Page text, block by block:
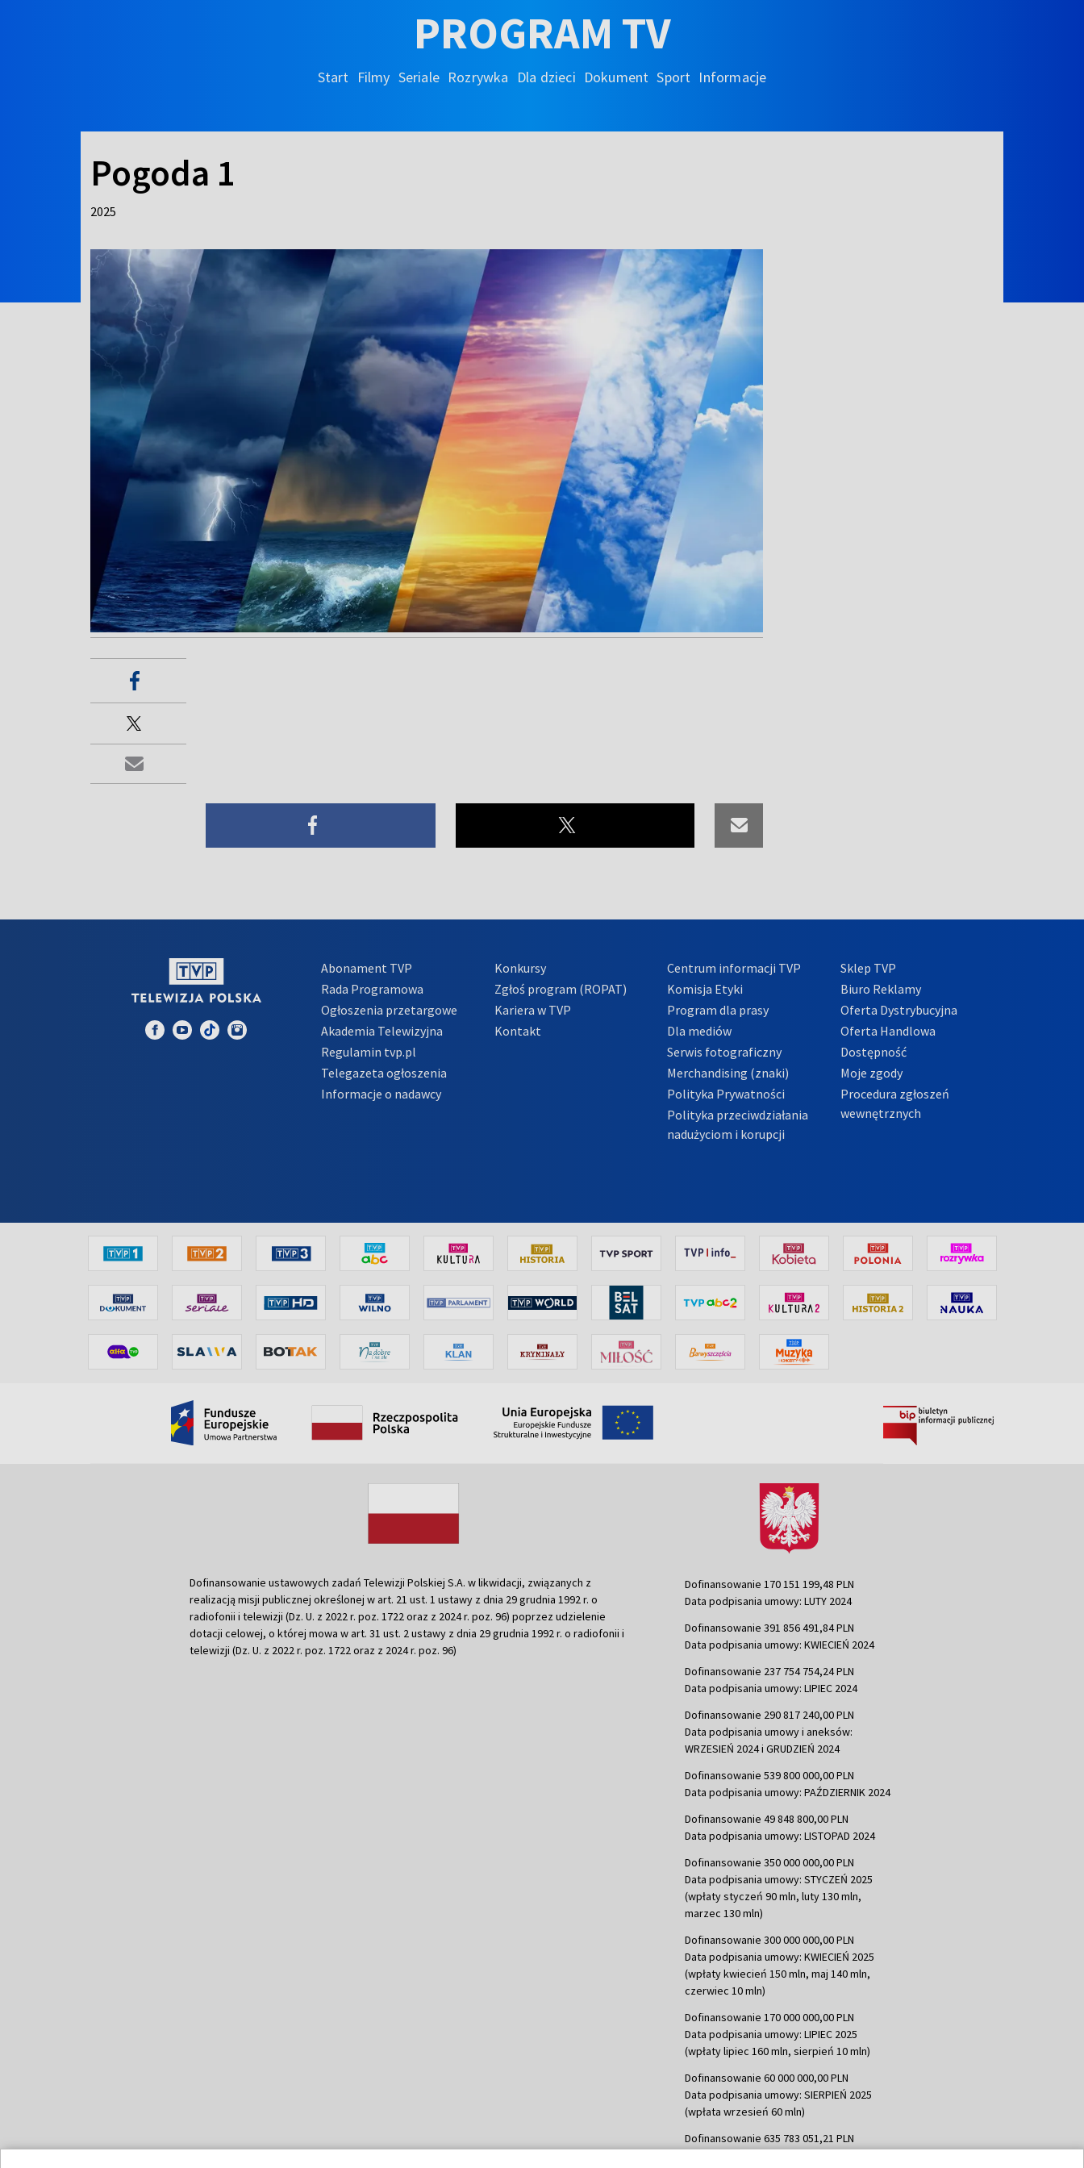
PROGRAM TV
Start Filmy Seriale Rozrywka Dla dzieci Dokument Sport Informacje
Pogoda 1
2025
Abonament TVP
Rada Programowa
Ogłoszenia przetargowe
Akademia Telewizyjna
Regulamin tvp.pl
Telegazeta ogłoszenia
Informacje o nadawcy
Konkursy
Zgłoś program (ROPAT)
Kariera w TVP
Kontakt
Centrum informacji TVP
Komisja Etyki
Program dla prasy
Dla mediów
Serwis fotograficzny
Merchandising (znaki)
Polityka Prywatności
Polityka przeciwdziałania
nadużyciom i korupcji
Sklep TVP
Biuro Reklamy
Oferta Dystrybucyjna
Oferta Handlowa
Dostępność
Moje zgody
Procedura zgłoszeń
wewnętrznych
Dofinansowanie ustawowych zadań Telewizji Polskiej S.A. w likwidacji, związanych z
realizacją misji publicznej określonej w art. 21 ust. 1 ustawy z dnia 29 grudnia 1992 r. o
radiofonii i telewizji (Dz. U. z 2022 r. poz. 1722 oraz z 2024 r. poz. 96) poprzez udzielenie
dotacji celowej, o której mowa w art. 31 ust. 2 ustawy z dnia 29 grudnia 1992 r. o radiofonii i
telewizji (Dz. U. z 2022 r. poz. 1722 oraz z 2024 r. poz. 96)
Dofinansowanie 170 151 199,48 PLN
Data podpisania umowy: LUTY 2024
Dofinansowanie 391 856 491,84 PLN
Data podpisania umowy: KWIECIEŃ 2024
Dofinansowanie 237 754 754,24 PLN
Data podpisania umowy: LIPIEC 2024
Dofinansowanie 290 817 240,00 PLN
Data podpisania umowy i aneksów:
WRZESIEŃ 2024 i GRUDZIEŃ 2024
Dofinansowanie 539 800 000,00 PLN
Data podpisania umowy: PAŹDZIERNIK 2024
Dofinansowanie 49 848 800,00 PLN
Data podpisania umowy: LISTOPAD 2024
Dofinansowanie 350 000 000,00 PLN
Data podpisania umowy: STYCZEŃ 2025
(wpłaty styczeń 90 mln, luty 130 mln,
marzec 130 mln)
Dofinansowanie 300 000 000,00 PLN
Data podpisania umowy: KWIECIEŃ 2025
(wpłaty kwiecień 150 mln, maj 140 mln,
czerwiec 10 mln)
Dofinansowanie 170 000 000,00 PLN
Data podpisania umowy: LIPIEC 2025
(wpłaty lipiec 160 mln, sierpień 10 mln)
Dofinansowanie 60 000 000,00 PLN
Data podpisania umowy: SIERPIEŃ 2025
(wpłata wrzesień 60 mln)
Dofinansowanie 635 783 051,21 PLN